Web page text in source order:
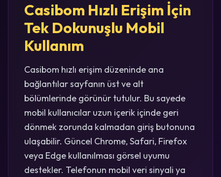
Casibom Hızlı Erişim İçin
Tek Dokunuşlu Mobil
Kullanım
Casibom hızlı erişim düzeninde ana
bağlantılar sayfanın üst ve alt
bölümlerinde görünür tutulur. Bu sayede
mobil kullanıcılar uzun içerik içinde geri
dönmek zorunda kalmadan giriş butonuna
ulaşabilir. Güncel Chrome, Safari, Firefox
veya Edge kullanılması görsel uyumu
destekler. Telefonun mobil veri sinyali ya